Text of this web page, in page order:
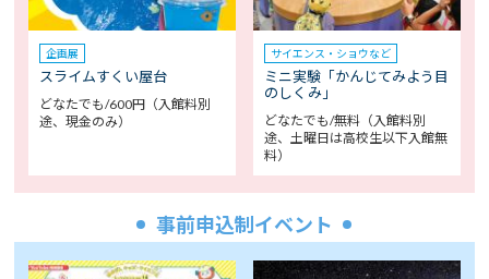
企画展
スライムすくい屋台
どなたでも/600円（入館料別
途、現金のみ）
サイエンス・ショウなど
ミニ実験「かんじてみよう目
のしくみ」
どなたでも/無料（入館料別
途、土曜日は高校生以下入館無
料）
事前申込制イベント